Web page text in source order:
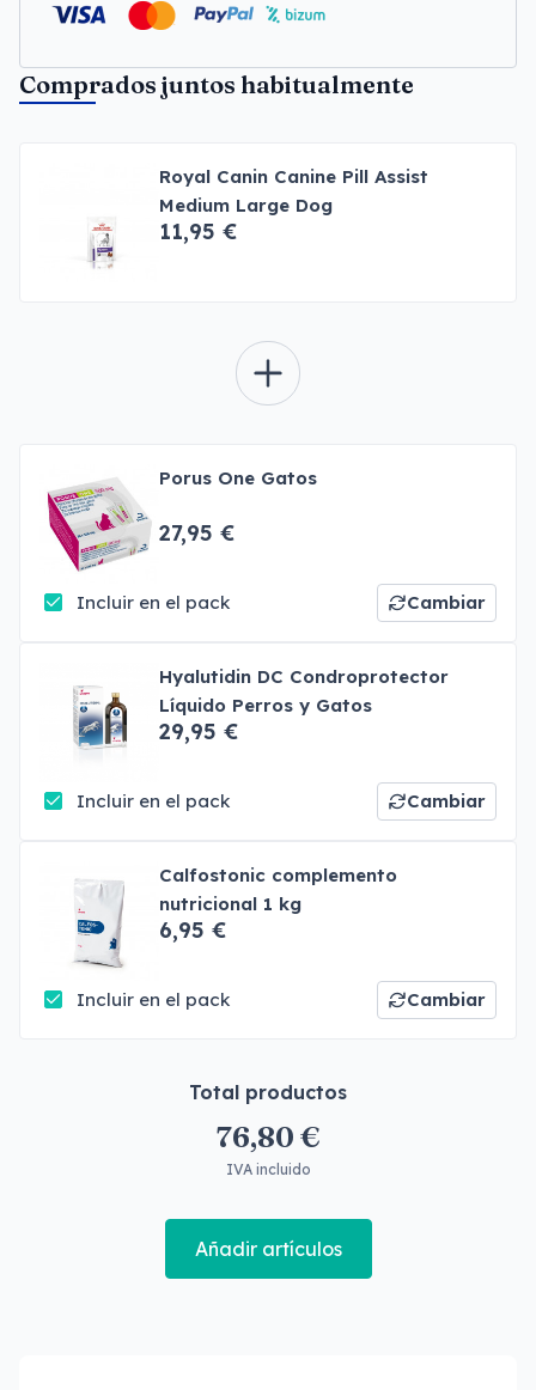
Comprados juntos habitualmente
Royal Canin Canine Pill Assist
Medium Large Dog
11,95 €
Porus One Gatos
27,95 €
Incluir en el pack Cambiar
Hyalutidin DC Condroprotector
Líquido Perros y Gatos
29,95 €
Incluir en el pack Cambiar
Calfostonic complemento
nutricional 1 kg
6,95 €
Incluir en el pack Cambiar
Total productos
76,80 €
IVA incluido
Añadir artículos